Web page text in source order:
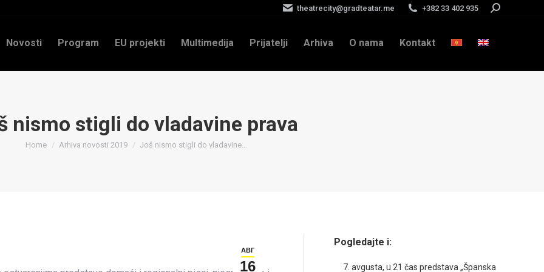
theatrecity@gradteatar.me +382 33 402 935 Search:
Novosti Program EU projekti Multimedija Prijatelji Arhiva O nama Kontakt
nismo stigli do vladavine prava
You are here:
Home Arhiva novosti 2019 Još nismo stigli do vladavine…
АВГ
16
Pogledajte i:
7. avgusta, u 21 čas predstava „Španska